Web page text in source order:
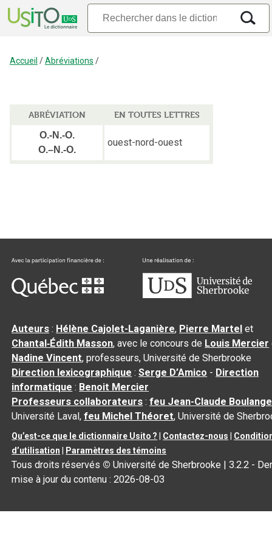
Accueil /Abréviations /
ABRÉVIATION
EN TOUTES LETTRES
O.-N.-O.
O.–N.-O.
ouest-nord-ouest
Auteurs : Hélène Cajolet-Laganière, Pierre Martel et
Chantal‑Édith Masson, avec le concours de Louis Mercier
Nadine Vincent, professeurs, Université de Sherbrooke
Direction lexicographique :Serge D’Amico - Direction
informatique : Benoit Mercier
Professeurs collaborateurs :feu Jean-Claude
Université Laval,feu Michel Théoret, Université de
Qu’est-ce que le dictionnaire Usito ? Contactez-nous
d’utilisation
Paramètres des témoins
Tous droits réservés © Université de Sherbrooke |3.2.2 -
mise à jour du contenu :2026-08-03